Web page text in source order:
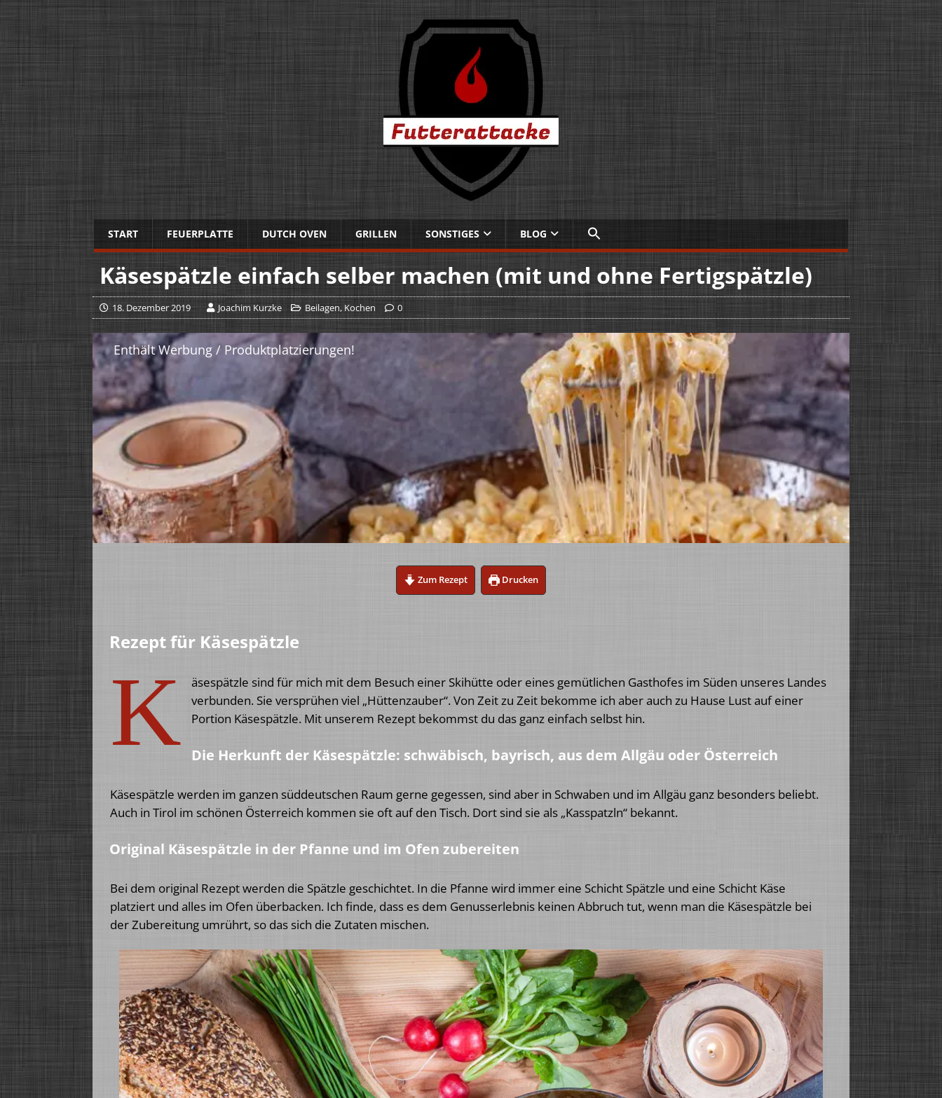
START FEUERPLATTE DUTCH OVEN GRILLEN SONSTIGES BLOG
Käsespätzle einfach selber machen (mit und ohne Fertigspätzle)
18. Dezember 2019 Joachim Kurzke Beilagen, Kochen 0
Zum Rezept Drucken
Rezept für Käsespätzle
K
äsespätzle sind für mich mit dem Besuch einer Skihütte oder eines gemütlichen Gasthofes im Süden unseres Landes
verbunden. Sie versprühen viel „Hüttenzauber“. Von Zeit zu Zeit bekomme ich aber auch zu Hause Lust auf einer
Portion Käsespätzle. Mit unserem Rezept bekommst du das ganz einfach selbst hin.
Die Herkunft der Käsespätzle: schwäbisch, bayrisch, aus dem Allgäu oder Österreich
Käsespätzle werden im ganzen süddeutschen Raum gerne gegessen, sind aber in Schwaben und im Allgäu ganz besonders beliebt.
Auch in Tirol im schönen Österreich kommen sie oft auf den Tisch. Dort sind sie als „Kasspatzln“ bekannt.
Original Käsespätzle in der Pfanne und im Ofen zubereiten
Bei dem original Rezept werden die Spätzle geschichtet. In die Pfanne wird immer eine Schicht Spätzle und eine Schicht Käse
platziert und alles im Ofen überbacken. Ich finde, dass es dem Genusserlebnis keinen Abbruch tut, wenn man die Käsespätzle bei
der Zubereitung umrührt, so das sich die Zutaten mischen.